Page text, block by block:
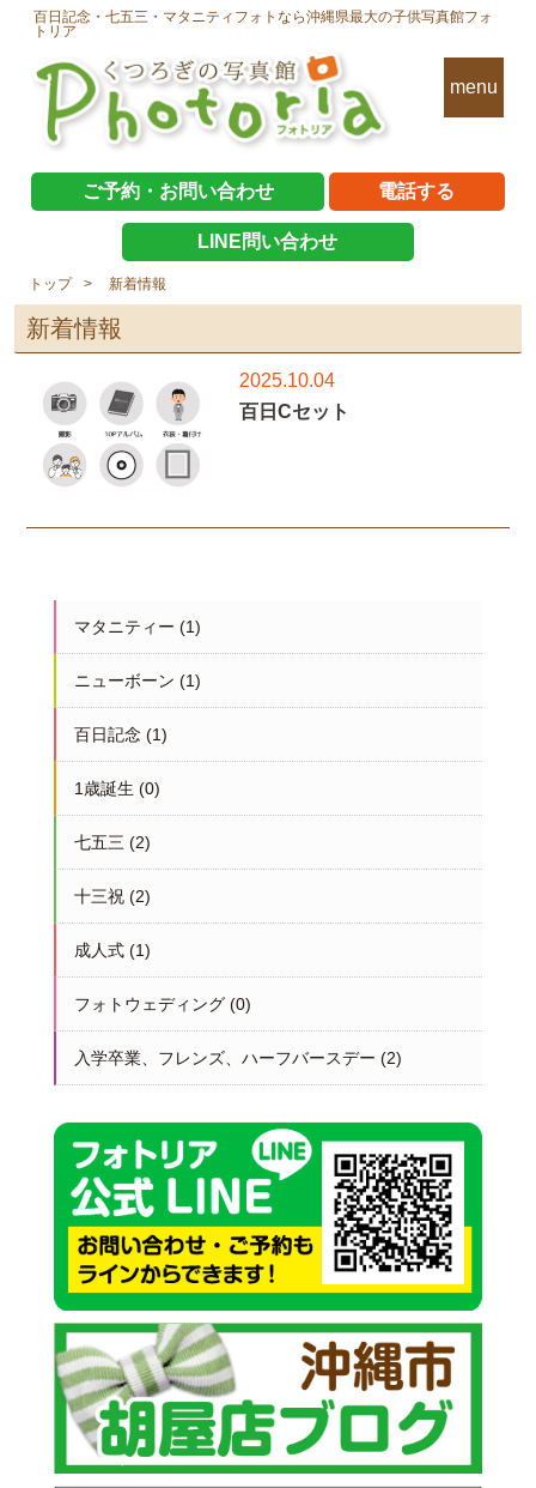
百日記念・七五三・マタニティフォトなら沖縄県最大の子供写真館フォ
トリア
menu
ご予約・お問い合わせ 電話する
LINE問い合わせ
トップ 新着情報
新着情報
2025.10.04
百日Cセット
マタニティー (1)
ニューボーン (1)
百日記念 (1)
1歳誕生 (0)
七五三 (2)
十三祝(2)
成人式(1)
フォトウェディング(0)
入学卒業、フレンズ、ハーフバースデー (2)